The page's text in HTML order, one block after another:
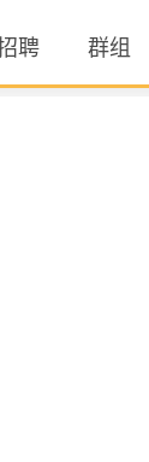
聘 群组